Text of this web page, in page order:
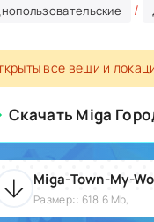
/
все вещи и
Скачать Miga
Miga-Town-My-
Размер:: 618.6 Mb,